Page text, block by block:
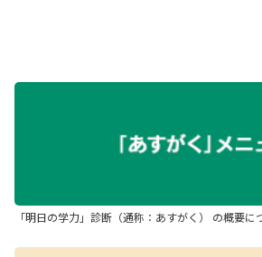
「明日の学力」診断（通称：あすがく） の概要に